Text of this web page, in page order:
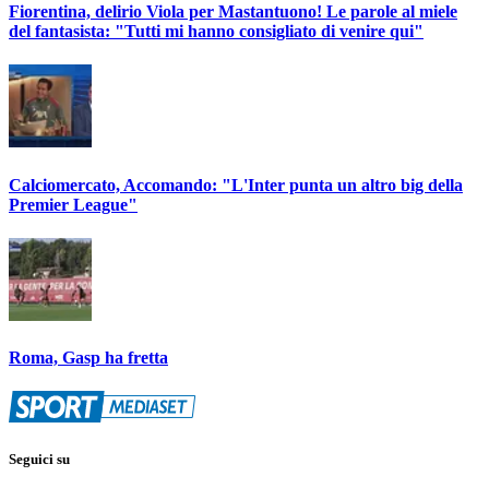
Fiorentina, delirio Viola per Mastantuono! Le parole al miele
del fantasista: "Tutti mi hanno consigliato di venire qui"
Calciomercato, Accomando: "L'Inter punta un altro big della
Premier League"
Roma, Gasp ha fretta
Seguici su